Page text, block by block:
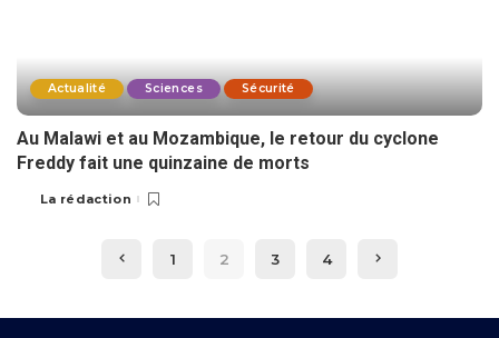
Actualité Sciences Sécurité
Au Malawi et au Mozambique, le retour du cyclone
Freddy fait une quinzaine de morts
La rédaction
1 2 3 4